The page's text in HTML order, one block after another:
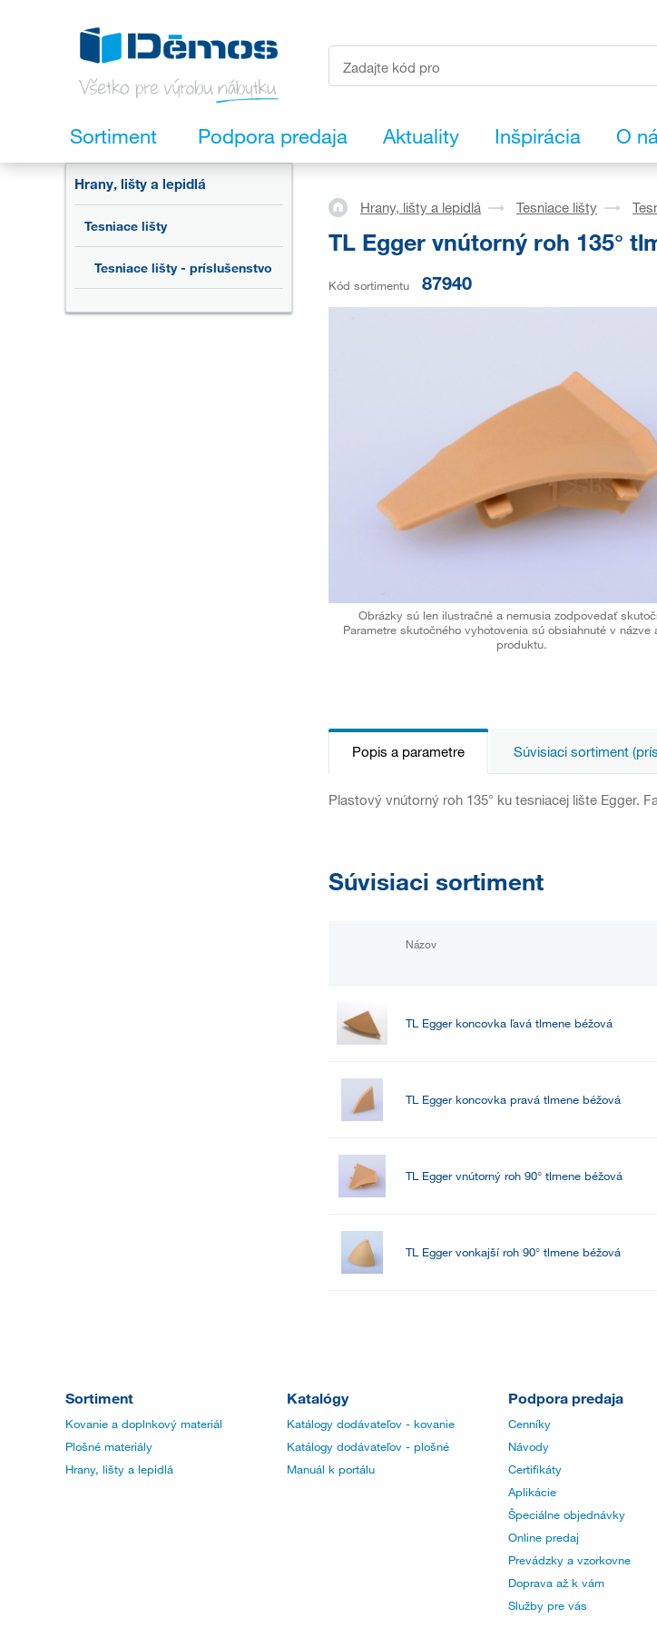
Sortiment Podpora predaja Aktuality Inšpirácia O
Hrany, lišty a lepidlá
Tesniace lišty
Tesniace lišty - príslušenstvo
Hrany, lišty a lepidlá Tesniace lišty
TL Egger vnútorný roh 135°
Kód sortimentu 87940
Obrázky sú len ilustračné a nemusia zodpovedať
Parametre skutočného vyhotovenia sú obsiahnuté v názve
produktu.
Popis a parametre Súvisiaci sortiment
Plastový vnútorný roh 135° ku tesniacej lište Egger.
Súvisiaci sortiment
Názov
TL Egger koncovka ľavá tlmene béžová
TL Egger koncovka pravá tlmene béžová
TL Egger vnútorný roh 90° tlmene béžová
TL Egger vonkajší roh 90° tlmene béžová
Sortiment
Kovanie a doplnkový materiál
Plošné materiály
Hrany, lišty a lepidlá
Katalógy
Katálogy dodávateľov - kovanie
Katálogy dodávateľov - plošné
Manuál k portálu
Podpora predaja
Cenníky
Návody
Certifikáty
Aplikácie
Špeciálne objednávky
Online predaj
Prevádzky a vzorkovne
Doprava až k vám
Služby pre vás